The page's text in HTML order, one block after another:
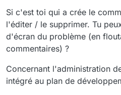
Si c'est toi qui a crée le
l'éditer / le supprimer. Tu
d'écran du problème (en
commentaires) ?
Concernant l'administration
intégré au plan de